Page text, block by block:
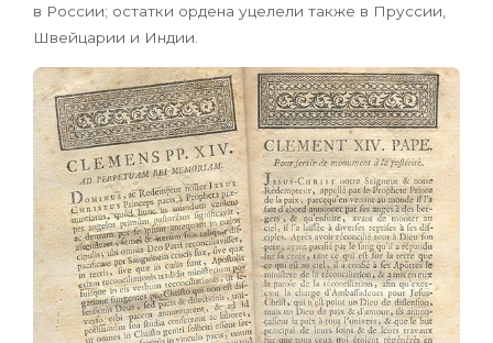
в России; остатки ордена уцелели также в Пруссии,
Швейцарии и Индии.